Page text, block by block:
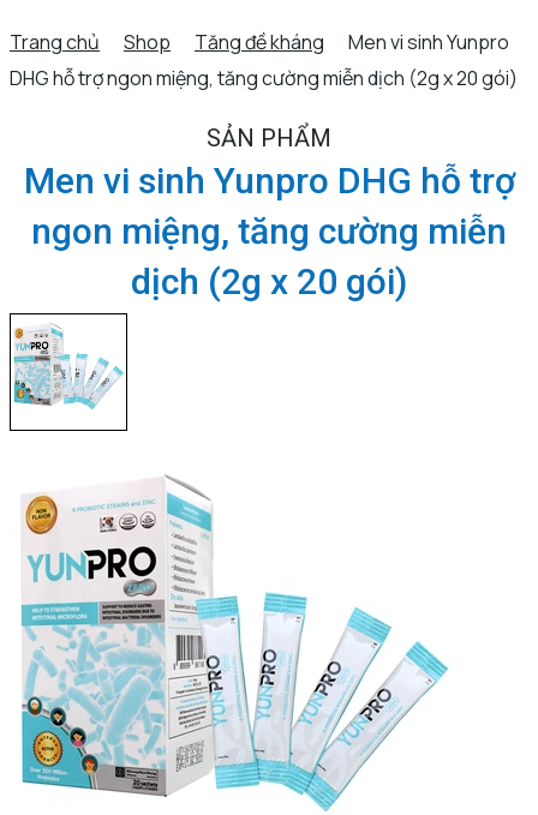
Trang chủ Shop Tăng đề kháng
Men vi sinh Yunpro
DHG hỗ trợ ngon miệng, tăng cường miễn dịch (2g x 20 gói)
SẢN PHẨM
Men vi sinh Yunpro DHG hỗ trợ
ngon miệng, tăng cường miễn
dịch (2g x 20 gói)